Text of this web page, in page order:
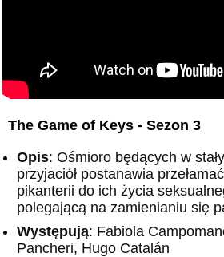
The Game of Keys - Sezon 3
Opis: Ośmioro będących w
przyjaciół postanawia
pikanterii do ich życia
polegającą na zamienianiu się
Występują: Fabiola
Pancheri, Hugo Catalán